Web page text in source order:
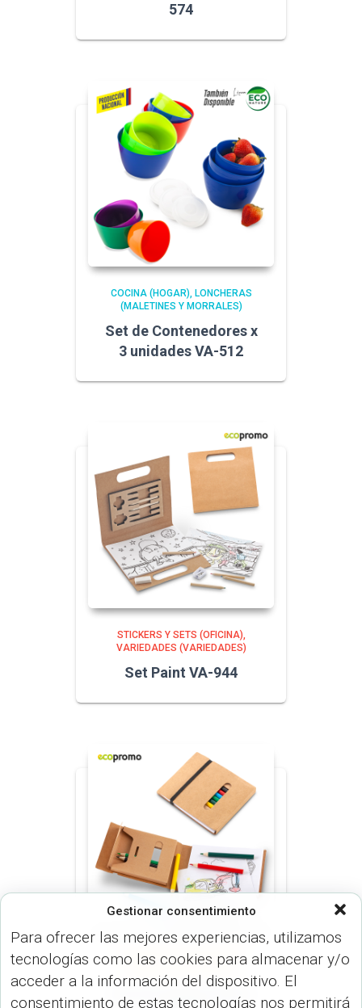
Gestionar consentimiento
Para ofrecer las mejores experiencias, utilizamos
tecnologías como las cookies para almacenar y/o
acceder a la información del dispositivo. El
consentimiento de estas tecnologías nos permitirá
574
COCINA (HOGAR)
LONCHERAS
(MALETINES Y MORRALES)
Set de Contenedores x
3 unidades VA-512
STICKERS Y SETS (OFICINA)
VARIEDADES (VARIEDADES)
Set Paint VA-944
VARIEDADES (VARIEDADES)
VARIOS (VARIEDADES)
Set de Colores Annie